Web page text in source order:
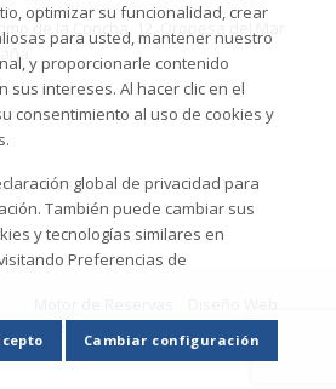
de la Concha, 12, Oropesa del Mar
Obehotel-
Efimatica
optimizar su funcionalidad, crear
para usted, mantener nuestro
y proporcionarle contenido
sus intereses. Al hacer clic en el
consentimiento al uso de cookies y
global de privacidad para
También puede cambiar sus
y tecnologías similares en
Preferencias de
Cambiar configuración